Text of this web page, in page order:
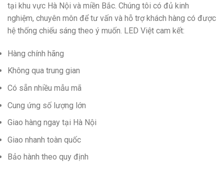
tại khu vực Hà Nội và miền Bắc. Chúng tôi có đủ kinh
nghiệm, chuyên môn để tư vấn và hỗ trợ khách hàng có được
hệ thống chiếu sáng theo ý muốn. LED Việt cam kết:
Hàng chính hãng
Không qua trung gian
Có sẵn nhiều mẫu mã
Cung ứng số lượng lớn
Giao hàng ngay tại Hà Nội
Giao nhanh toàn quốc
Bảo hành theo quy định